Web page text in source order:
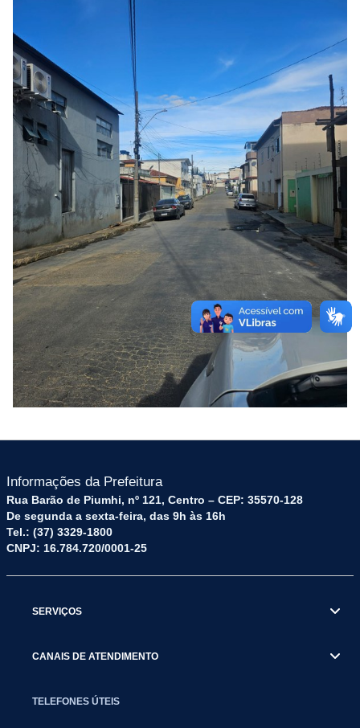
Informações da Prefeitura
Rua Barão de Piumhi, nº 121, Centro – CEP: 35570-128
De segunda a sexta-feira, das 9h às 16h
Tel.: (37) 3329-1800
CNPJ: 16.784.720/0001-25
SERVIÇOS
CANAIS DE ATENDIMENTO
TELEFONES ÚTEIS